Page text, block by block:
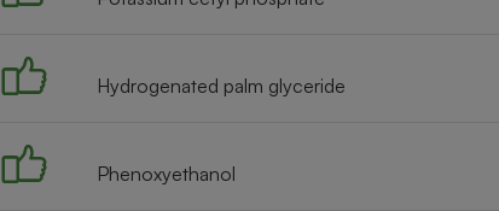
Hydrogenated palm glyceride
Phenoxyethanol